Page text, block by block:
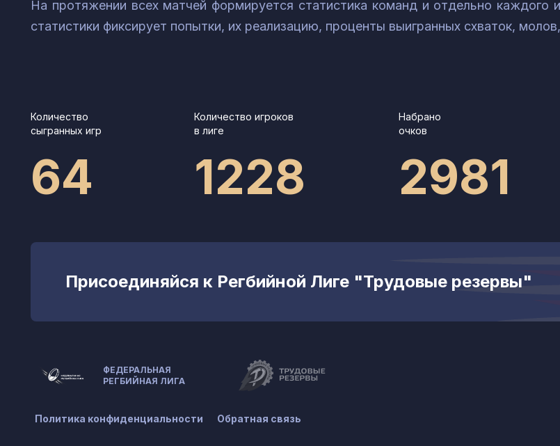
На протяжении всех матчей формируется статистика команд и отдельно
статистики фиксирует попытки, их реализацию, проценты выигранных схваток,
Количество
сыгранных игр
64
Количество игроков
в лиге
1228
Набрано
очков
2981
Присоединяйся к Регбийной Лиге "Трудовые резервы"
ФЕДЕРАЛЬНАЯ
РЕГБИЙНАЯ ЛИГА
Политика конфиденциальности Обратная связь